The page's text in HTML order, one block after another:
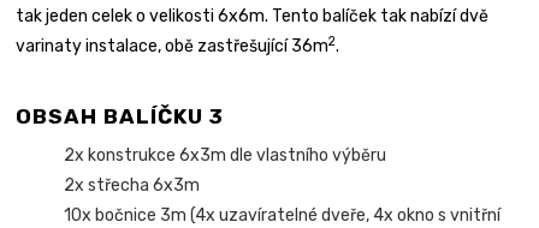
tak jeden celek o velikosti 6x6m. Tento balíček tak nabízí dvě
varinaty instalace, obě zastřešující 36m2.
OBSAH BALÍČKU 3
2x konstrukce 6x3m dle vlastního výběru
2x střecha 6x3m
10x bočnice 3m (4x uzavíratelné dveře, 4x okno s vnitřní